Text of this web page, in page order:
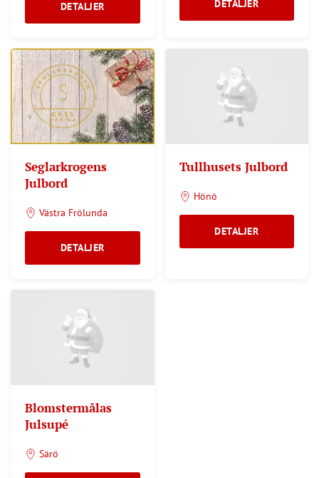
DETALJER DETALJER
Seglarkrogens
Julbord
Västra Frölunda
DETALJER
Tullhusets Julbord
Hönö
DETALJER
Blomstermålas
Julsupé
Särö